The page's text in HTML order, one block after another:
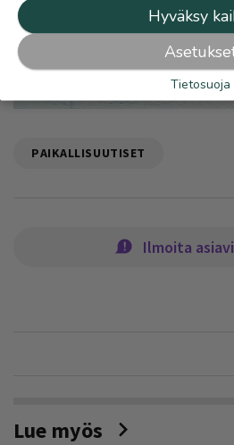
PAIKALLISUUTISET
Ilmoita
Lue myös
Hyväksy
Tietosuoja